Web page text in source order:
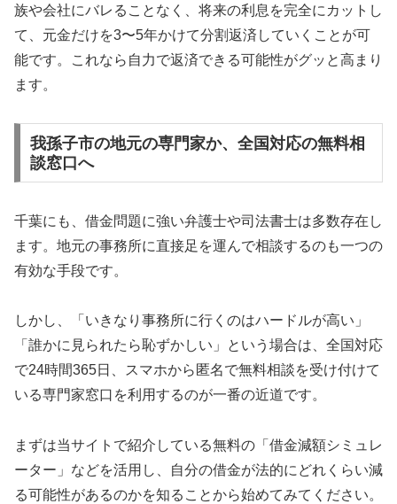
族や会社にバレることなく、将来の利息を完全にカットし
て、元金だけを3〜5年かけて分割返済していくことが可
能です。これなら自力で返済できる可能性がグッと高まり
ます。
我孫子市の地元の専門家か、全国対応の無料相
談窓口へ
千葉にも、借金問題に強い弁護士や司法書士は多数存在し
ます。地元の事務所に直接足を運んで相談するのも一つの
有効な手段です。
しかし、「いきなり事務所に行くのはハードルが高い」
「誰かに見られたら恥ずかしい」という場合は、全国対応
で24時間365日、スマホから匿名で無料相談を受け付けて
いる専門家窓口を利用するのが一番の近道です。
まずは当サイトで紹介している無料の「借金減額シミュレ
ーター」などを活用し、自分の借金が法的にどれくらい減
る可能性があるのかを知ることから始めてみてください。